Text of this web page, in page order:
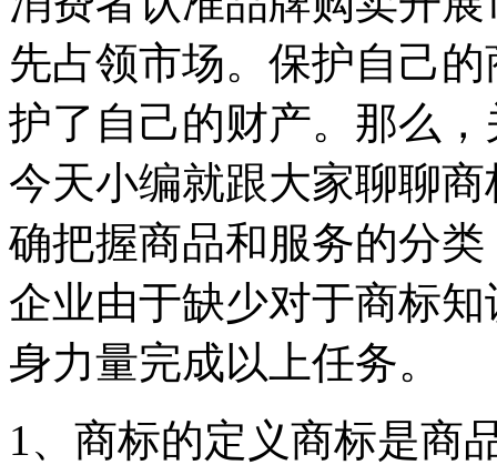
先占领市场。保护自己
护了自己的财产。那么
今天小编就跟大家聊聊
确把握商品和服务的分
企业由于缺少对于商标
身力量完成以上任务。
1、商标的定义商标是商